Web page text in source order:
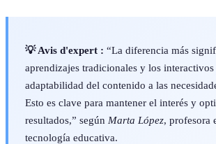
💡 Avis d'expert : “La diferencia más
aprendizajes tradicionales y los interactivos
adaptabilidad del contenido a las
Esto es clave para mantener el interés y
resultados,” según Marta López, profesora
tecnología educativa.